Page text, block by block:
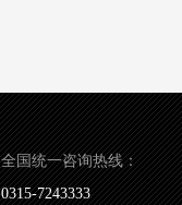
全国统一咨询热线：
0315-7243333